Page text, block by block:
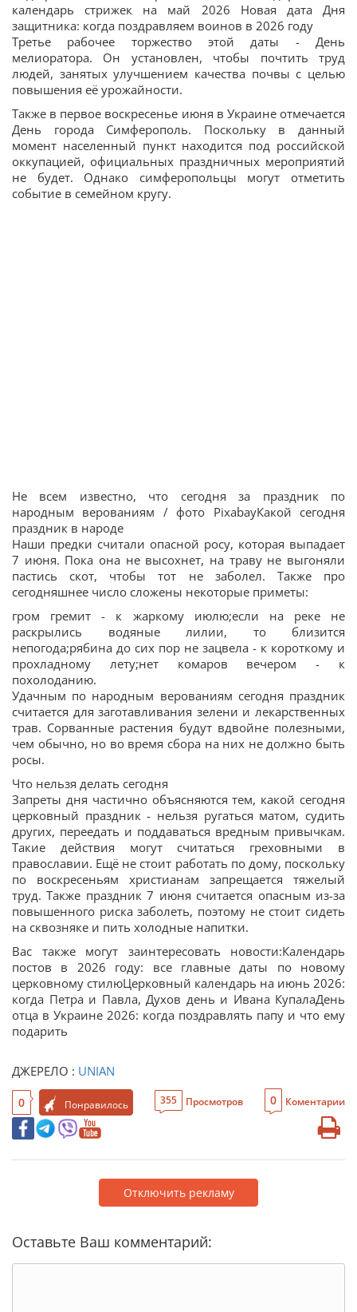
календарь стрижек на май 2026 Новая дата Дня
защитника: когда поздравляем воинов в 2026 году
Третье рабочее торжество этой даты - День
мелиоратора. Он установлен, чтобы почтить труд
людей, занятых улучшением качества почвы с целью
повышения её урожайности.
Также в первое воскресенье июня в Украине отмечается
День города Симферополь. Поскольку в данный
момент населенный пункт находится под российской
оккупацией, официальных праздничных мероприятий
не будет. Однако симферопольцы могут отметить
событие в семейном кругу.
Не всем известно, что сегодня за праздник по
народным верованиям / фото PixabayКакой сегодня
праздник в народе
Наши предки считали опасной росу, которая выпадает
7 июня. Пока она не высохнет, на траву не выгоняли
пастись скот, чтобы тот не заболел. Также про
сегодняшнее число сложены некоторые приметы:
гром гремит - к жаркому июлю;если на реке не
раскрылись водяные лилии, то близится
непогода;рябина до сих пор не зацвела - к короткому и
прохладному лету;нет комаров вечером - к
похолоданию.
Удачным по народным верованиям сегодня праздник
считается для заготавливания зелени и лекарственных
трав. Сорванные растения будут вдвойне полезными,
чем обычно, но во время сбора на них не должно быть
росы.
Что нельзя делать сегодня
Запреты дня частично объясняются тем, какой сегодня
церковный праздник - нельзя ругаться матом, судить
других, переедать и поддаваться вредным привычкам.
Такие действия могут считаться греховными в
православии. Ещё не стоит работать по дому, поскольку
по воскресеньям христианам запрещается тяжелый
труд. Также праздник 7 июня считается опасным из-за
повышенного риска заболеть, поэтому не стоит сидеть
на сквозняке и пить холодные напитки.
Вас также могут заинтересовать новости:Календарь
постов в 2026 году: все главные даты по новому
церковному стилюЦерковный календарь на июнь 2026:
когда Петра и Павла, Духов день и Ивана КупалаДень
отца в Украине 2026: когда поздравлять папу и что ему
подарить
ДЖЕРЕЛО : UNIAN
0 Понравилось 355 Просмотров 0 Коментарии
Отключить рекламу
Оставьте Ваш комментарий: